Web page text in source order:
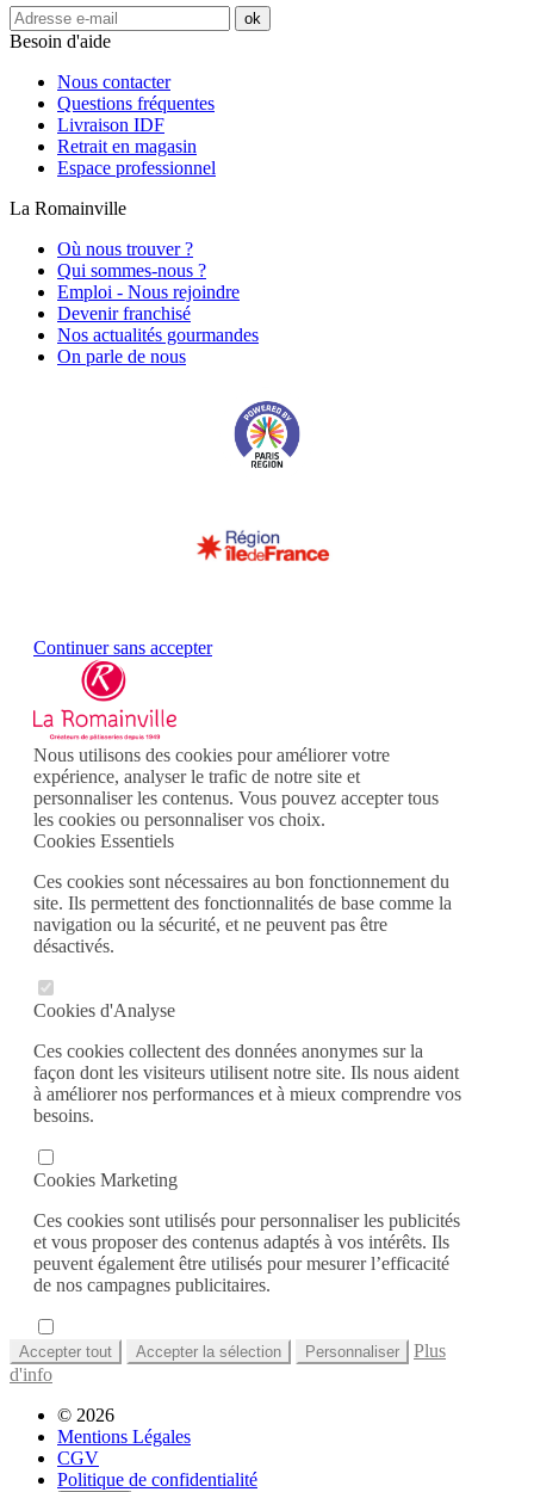
Besoin d'aide
Nous contacter
Questions fréquentes
Livraison IDF
Retrait en magasin
Espace professionnel
La Romainville
Où nous trouver ?
Qui sommes-nous ?
Emploi - Nous rejoindre
Devenir franchisé
Nos actualités gourmandes
On parle de nous
Continuer sans accepter
Nous utilisons des cookies pour améliorer votre
expérience, analyser le trafic de notre site et
personnaliser les contenus. Vous pouvez accepter tous
les cookies ou personnaliser vos choix.
Cookies Essentiels
Ces cookies sont nécessaires au bon fonctionnement du
site. Ils permettent des fonctionnalités de base comme la
navigation ou la sécurité, et ne peuvent pas être
désactivés.
Cookies d'Analyse
Ces cookies collectent des données anonymes sur la
façon dont les visiteurs utilisent notre site. Ils nous aident
à améliorer nos performances et à mieux comprendre vos
besoins.
Cookies Marketing
Ces cookies sont utilisés pour personnaliser les publicités
et vous proposer des contenus adaptés à vos intérêts. Ils
peuvent également être utilisés pour mesurer l’efficacité
de nos campagnes publicitaires.
Accepter tout Accepter la sélection Personnaliser
Plus
d'info
© 2026
Mentions Légales
CGV
Politique de confidentialité